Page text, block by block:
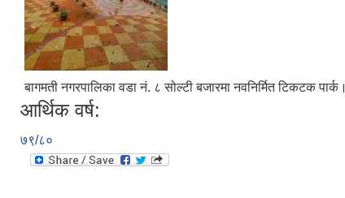
बागमती नगरपालिका वडा नं. ८ सोल्टी बजारमा नवनिर्मित टिकटक पार्क।
आर्थिक वर्ष:
७९/८०